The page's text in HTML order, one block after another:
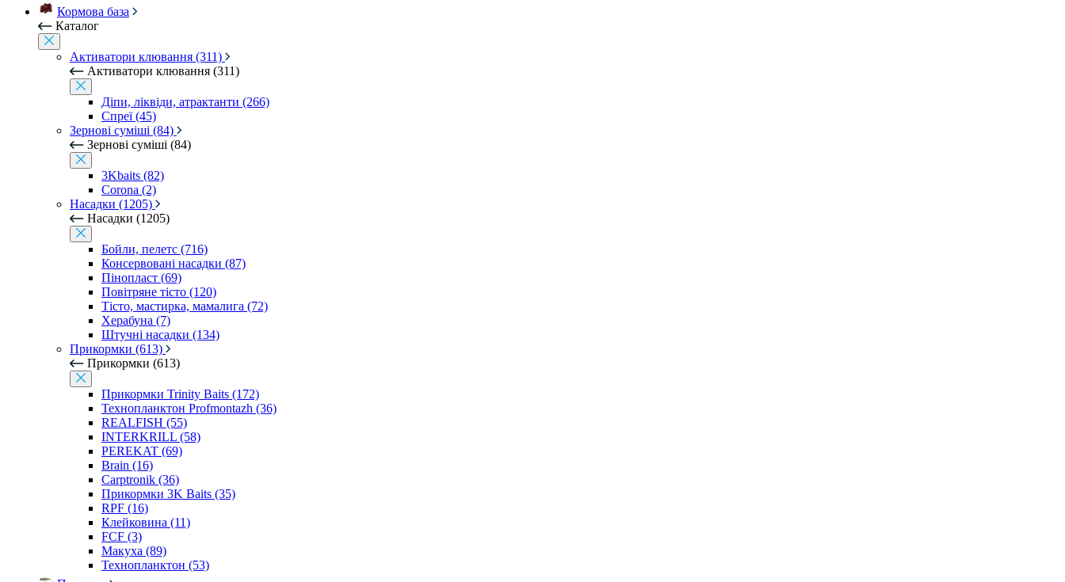
Кормова база
Каталог
Активатори клювання (311)
Активатори клювання (311)
Діпи, ліквіди, атрактанти (266)
Спреї (45)
Зернові суміші (84)
Зернові суміші (84)
3Kbaits (82)
Corona (2)
Насадки (1205)
Насадки (1205)
Бойли, пелетс (716)
Консервовані насадки (87)
Пінопласт (69)
Повітряне тісто (120)
Тісто, мастирка, мамалига (72)
Херабуна (7)
Штучні насадки (134)
Прикормки (613)
Прикормки (613)
Прикормки Trinity Baits (172)
Технопланктон Profmontazh (36)
REALFISH (55)
INTERKRILL (58)
PEREKAT (69)
Brain (16)
Carptronik (36)
Прикормки 3K Baits (35)
RPF (16)
Клейковина (11)
FCF (3)
Макуха (89)
Технопланктон (53)